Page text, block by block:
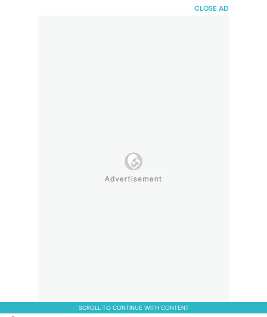
CLOSE AD
SCROLL TO CONTINUE WITH CONTENT